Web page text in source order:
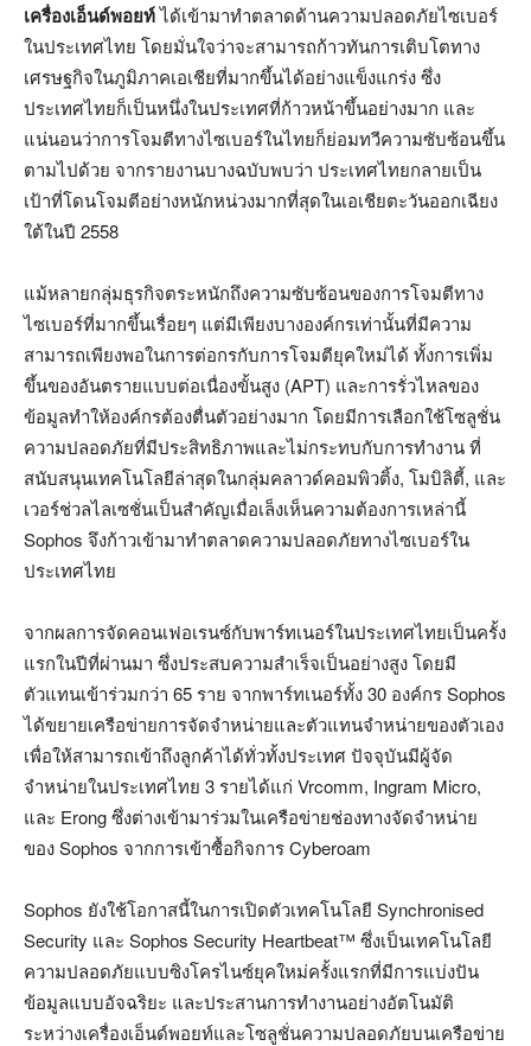
เครื่องเอ็นด์พอยท์ได้เข้ามาทำตลาดด้านความปลอดภัยไซเบอร์
ในประเทศไทย โดยมั่นใจว่าจะสามารถก้าวทันการเติบโตทาง
เศรษฐกิจในภูมิภาคเอเชียที่มากขึ้นได้อย่างแข็งแกร่ง ซึ่ง
ประเทศไทยก็เป็นหนึ่งในประเทศที่ก้าวหน้าขึ้นอย่างมาก และ
แน่นอนว่าการโจมตีทางไซเบอร์ในไทยก็ย่อมทวีความซับซ้อนขึ้น
ตามไปด้วย จากรายงานบางฉบับพบว่า ประเทศไทยกลายเป็น
เป้าที่โดนโจมตีอย่างหนักหน่วงมากที่สุดในเอเชียตะวันออกเฉียง
ใต้ในปี 2558
แม้หลายกลุ่มธุรกิจตระหนักถึงความซับซ้อนของการโจมตีทาง
ไซเบอร์ที่มากขึ้นเรื่อยๆ แต่มีเพียงบางองค์กรเท่านั้นที่มีความ
สามารถเพียงพอในการต่อกรกับการโจมตียุคใหม่ได้ ทั้งการเพิ่ม
ขึ้นของอันตรายแบบต่อเนื่องขั้นสูง (APT) และการรั่วไหลของ
ข้อมูลทำให้องค์กรต้องตื่นตัวอย่างมาก โดยมีการเลือกใช้โซลูชั่น
ความปลอดภัยที่มีประสิทธิภาพและไม่กระทบกับการทำงาน ที่
สนับสนุนเทคโนโลยีล่าสุดในกลุ่มคลาวด์คอมพิวติ้ง, โมบิลิตี้, และ
เวอร์ช่วลไลเซชั่นเป็นสำคัญเมื่อเล็งเห็นความต้องการเหล่านี้
Sophos จึงก้าวเข้ามาทำตลาดความปลอดภัยทางไซเบอร์ใน
ประเทศไทย
จากผลการจัดคอนเฟอเรนซ์กับพาร์ทเนอร์ในประเทศไทยเป็นครั้ง
แรกในปีที่ผ่านมา ซึ่งประสบความสำเร็จเป็นอย่างสูง โดยมี
ตัวแทนเข้าร่วมกว่า 65 ราย จากพาร์ทเนอร์ทั้ง 30 องค์กร Sophos
ได้ขยายเครือข่ายการจัดจำหน่ายและตัวแทนจำหน่ายของตัวเอง
เพื่อให้สามารถเข้าถึงลูกค้าได้ทั่วทั้งประเทศ ปัจจุบันมีผู้จัด
จำหน่ายในประเทศไทย 3 รายได้แก่ Vrcomm, Ingram Micro,
และ Erong ซึ่งต่างเข้ามาร่วมในเครือข่ายช่องทางจัดจำหน่าย
ของ Sophos จากการเข้าซื้อกิจการ Cyberoam
Sophos ยังใช้โอกาสนี้ในการเปิดตัวเทคโนโลยี Synchronised
Security และ Sophos Security Heartbeat™ ซึ่งเป็นเทคโนโลยี
ความปลอดภัยแบบซิงโครไนซ์ยุคใหม่ครั้งแรกที่มีการแบ่งปัน
ข้อมูลแบบอัจฉริยะ และประสานการทำงานอย่างอัตโนมัติ
ระหว่างเครื่องเอ็นด์พอยท์และโซลูชั่นความปลอดภัยบนเครือข่าย